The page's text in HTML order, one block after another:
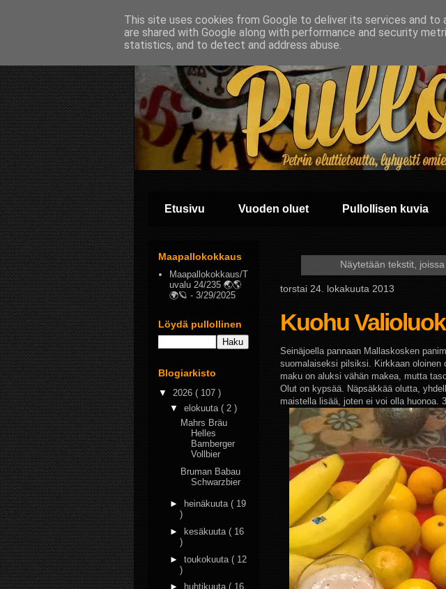
Etusivu Vuoden oluet Pullollisen kuvia
Näytetään tekstit,
torstai 24. lokakuuta 2013
Kuohu
Seinäjoella pannaan Mallaskosken
suomalaiseksi pilsiksi. Kirkkaan oloinen
maku on aluksi vähän makea, mutta
Olut on kypsää. Näpsäkkää olutta,
maistella lisää, joten ei voi olla huonoa.
Maapallokokkaus
Maapallokokkaus/T
uvalu 24/235 🌏🌎
🌍🪐 - 3/29/2025
Löydä pullollinen
Blogiarkisto
▼ 2026 ( 107 )
▼ elokuuta ( 2 )
Mahrs Bräu
Helles
Bamberger
Vollbier
Bruman Babau
Schwarzbier
► heinäkuuta ( 19
)
►
kesäkuuta ( 16
)
► toukokuuta ( 12
)
►
huhtikuuta ( 16
This site uses cookies from Google to deliver its services and to
are shared with Google along with performance and security
statistics, and to detect and address abuse.